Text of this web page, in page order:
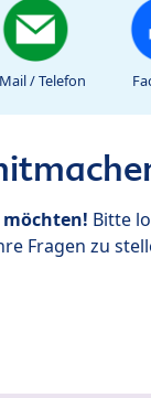
/ Telefon
möchten! Bitte
Fragen zu